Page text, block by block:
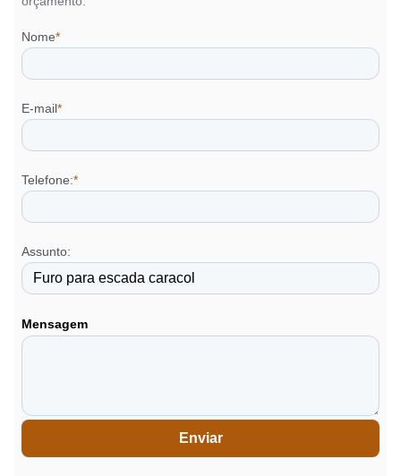
Nome*
E-mail*
Telefone:*
Assunto:
Mensagem
Enviar